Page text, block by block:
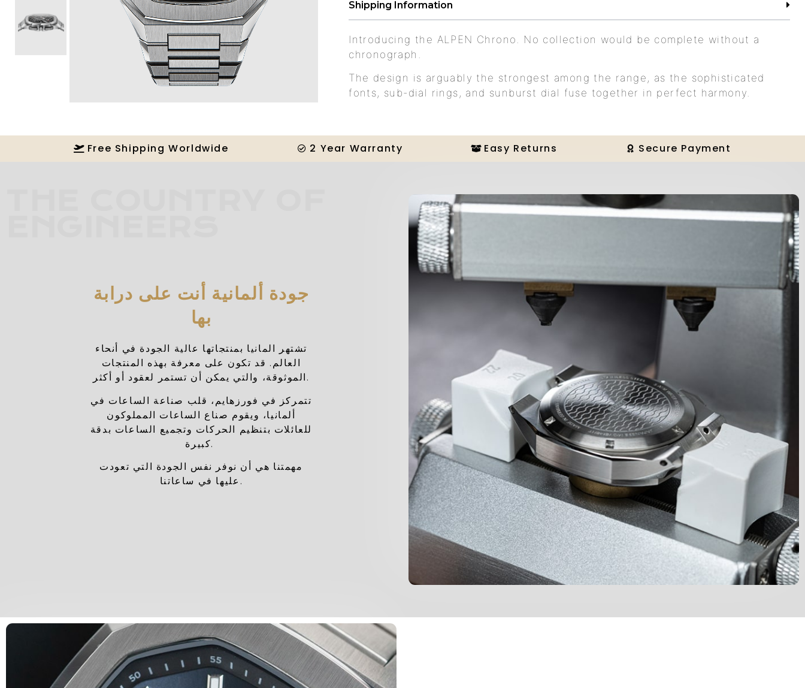
Shipping Information
Introducing the ALPEN Chrono. No collection would be complete without a
chronograph.
The design is arguably the strongest among the range, as the sophisticated
fonts, sub-dial rings, and sunburst dial fuse together in perfect harmony.
Free Shipping Worldwide 2 Year Warranty Easy Returns Secure Payment
جودة ألمانية أنت على درابة
بها
تشتهر المانيا بمنتجاتها عالية الجودة في أنحاء
العالم. قد تكون على معرفة بهذه المنتجات
الموثوقة، والتي يمكن أن تستمر لعقود أو أكثر.
تتمركز في فورزهايم، قلب صناعة الساعات في
ألمانيا، ويقوم صناع الساعات المملوكون
للعائلات بتنظيم الحركات وتجميع الساعات بدقة
كبيرة.
مهمتنا هي أن نوفر نفس الجودة التي تعودت
عليها في ساعاتنا.